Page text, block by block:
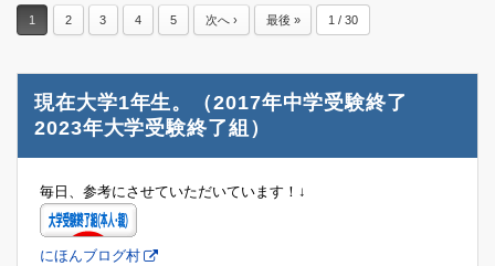
1 2 3 4 5 次へ › 最後 » 1 / 30
現在大学1年生。（2017年中学受験終了
2023年大学受験終了組）
毎日、参考にさせていただいています！↓
にほんブログ村